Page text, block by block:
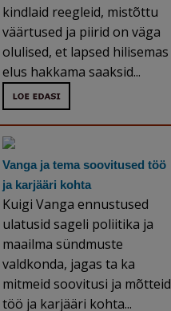
kindlaid reegleid, mistõttu
väärtused ja piirid on väga
olulised, et lapsed hilisemas
elus hakkama saaksid...
Vanga ja tema soovitused töö
ja karjääri kohta
Kuigi Vanga ennustused
ulatusid sageli poliitika ja
maailma sündmuste
valdkonda, jagas ta ka
mitmeid soovitusi ja mõtteid
töö ja karjääri kohta...